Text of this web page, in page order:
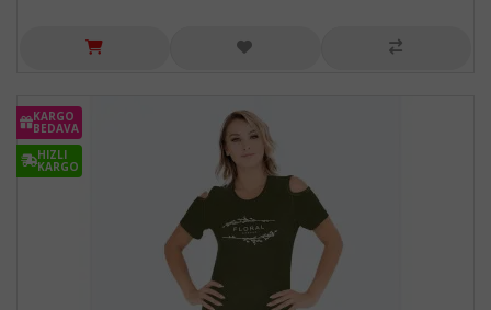
KARGO
BEDAVA
HIZLI
KARGO